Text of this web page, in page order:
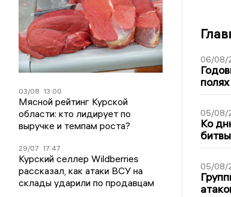
03/08 13:00
Мясной рейтинг Курской
области: кто лидирует по
выручке и темпам роста?
29/07 17:47
Курский селлер Wildberries
рассказал, как атаки ВСУ на
склады ударили по продавцам
06/08/
05/08/
Ко
05/08/